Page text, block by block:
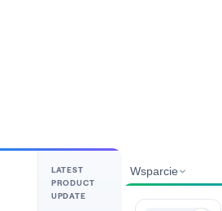
LATEST
PRODUCT
UPDATE
Wsparcie